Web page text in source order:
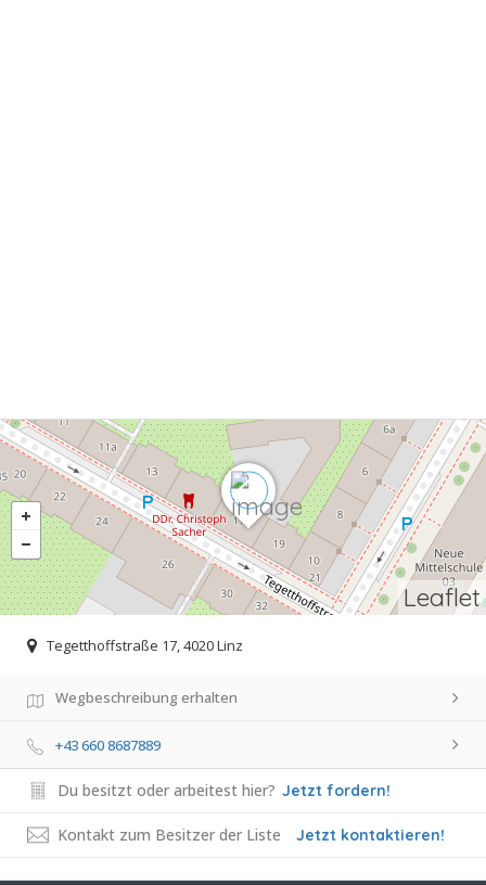
Leaflet
Tegetthoffstraße 17, 4020 Linz
Wegbeschreibung erhalten
+43 660 8687889
Du besitzt oder arbeitest hier? Jetzt fordern!
Kontakt zum Besitzer der Liste Jetzt kontaktieren!